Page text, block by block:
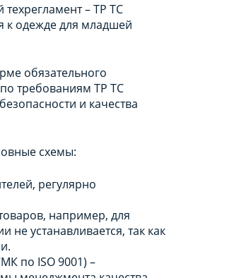
– ТР ТС
к одежде для младшей
обязательного
требованиям ТР ТС
и качества
схемы:
регулярно
например, для
не устанавливается, так как
по ISO 9001) –